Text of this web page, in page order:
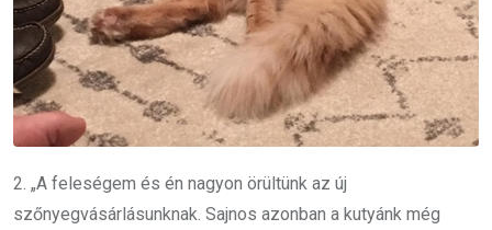
2. „A feleségem és én nagyon örültünk az új
szőnyegvásárlásunknak. Sajnos azonban a kutyánk még